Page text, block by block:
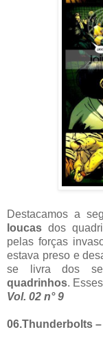
Destacamos a
loucas dos
pelas forças
estava preso e
se livra dos
quadrinhos.
Vol. 02 n° 9
06.Thunderbolts